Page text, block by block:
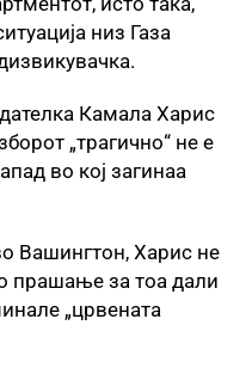
низ Газа
Камала Харис
„трагично“ не е
во кој загинаа
Вашингтон, Харис не
прашање за тоа дали
„црвената